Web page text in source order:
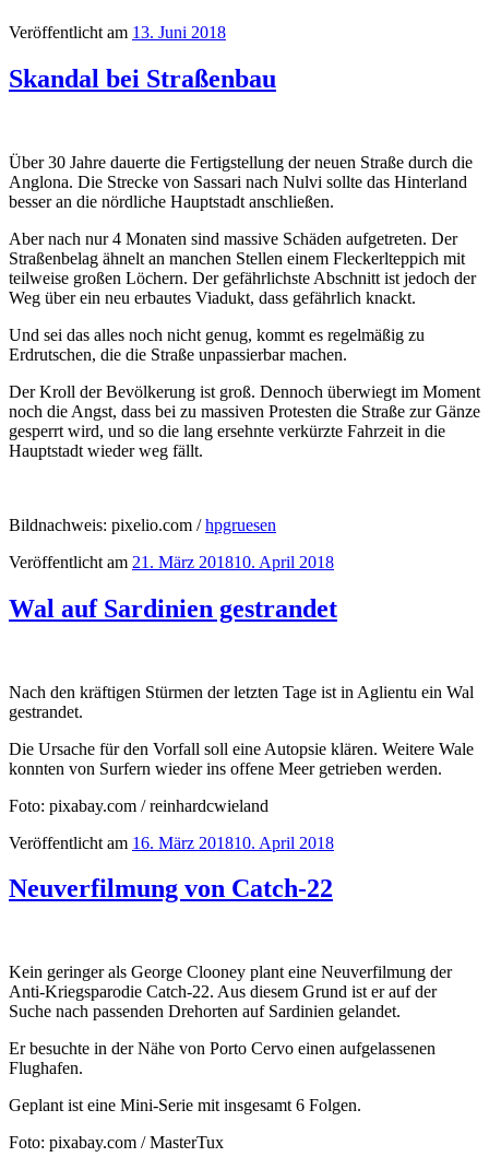
Veröffentlicht am 13. Juni 2018
Skandal bei Straßenbau
Über 30 Jahre dauerte die Fertigstellung der neuen Straße durch die
Anglona. Die Strecke von Sassari nach Nulvi sollte das Hinterland
besser an die nördliche Hauptstadt anschließen.
Aber nach nur 4 Monaten sind massive Schäden aufgetreten. Der
Straßenbelag ähnelt an manchen Stellen einem Fleckerlteppich mit
teilweise großen Löchern. Der gefährlichste Abschnitt ist jedoch der
Weg über ein neu erbautes Viadukt, dass gefährlich knackt.
Und sei das alles noch nicht genug, kommt es regelmäßig zu
Erdrutschen, die die Straße unpassierbar machen.
Der Kroll der Bevölkerung ist groß. Dennoch überwiegt im Moment
noch die Angst, dass bei zu massiven Protesten die Straße zur Gänze
gesperrt wird, und so die lang ersehnte verkürzte Fahrzeit in die
Hauptstadt wieder weg fällt.
Bildnachweis: pixelio.com /hpgruesen
Veröffentlicht am 21. März 201810. April 2018
Wal auf Sardinien gestrandet
Nach den kräftigen Stürmen der letzten Tage ist in Aglientu ein Wal
gestrandet.
Die Ursache für den Vorfall soll eine Autopsie klären. Weitere Wale
konnten von Surfern wieder ins offene Meer getrieben werden.
Foto: pixabay.com / reinhardcwieland
Veröffentlicht am 16. März 201810. April 2018
Neuverfilmung von Catch-22
Kein geringer als George Clooney plant eine Neuverfilmung der
Anti-Kriegsparodie Catch-22. Aus diesem Grund ist er auf der
Suche nach passenden Drehorten auf Sardinien gelandet.
Er besuchte in der Nähe von Porto Cervo einen aufgelassenen
Flughafen.
Geplant ist eine Mini-Serie mit insgesamt 6 Folgen.
Foto: pixabay.com / MasterTux